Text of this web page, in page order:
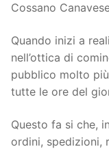
Cossano
Quando inizi a
nell’ottica di
pubblico molto
tutte le ore del
Questo fa si che,
ordini, spedizioni,